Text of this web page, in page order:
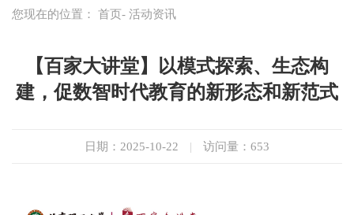
您现在的位置： 首页- 活动资讯
【百家大讲堂】以模式探索、生态构
建，促数智时代教育的新形态和新范式
日期：2025-10-22 | 访问量： 653